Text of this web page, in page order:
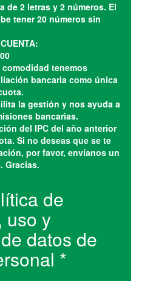
de 2 letras y 2 números. El
tener 20 números sin
tenemos
bancaria como única
la gestión y nos ayuda a
bancarias.
del IPC del año anterior
Si no deseas que se te
por favor, envíanos un
Gracias.
de
uso y
datos de
*